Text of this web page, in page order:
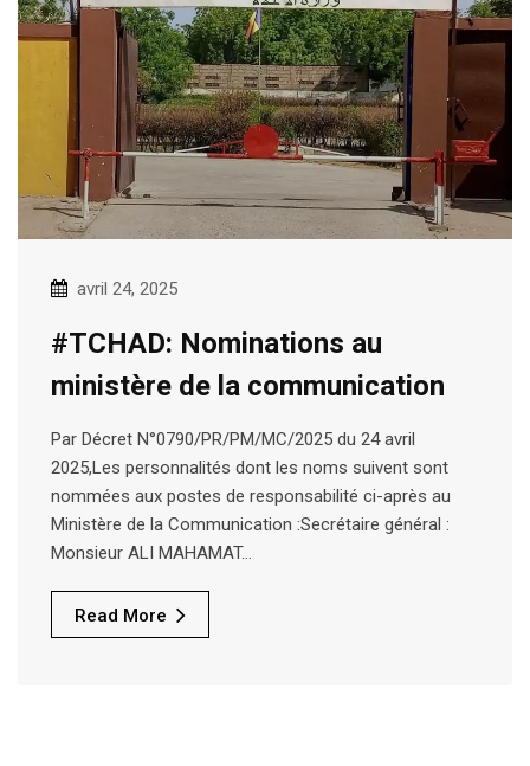
avril 24, 2025
#TCHAD: Nominations au
ministère de la communication
Par Décret N°0790/PR/PM/MC/2025 du 24 avril
2025,Les personnalités dont les noms suivent sont
nommées aux postes de responsabilité ci-après au
Ministère de la Communication :Secrétaire général :
Monsieur ALI MAHAMAT…
Read More